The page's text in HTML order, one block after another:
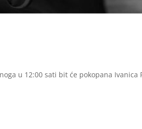
u 12:00 sati bit će pokopana Ivanica